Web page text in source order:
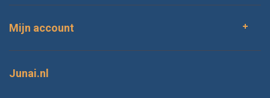
Mijn account
Junai.nl